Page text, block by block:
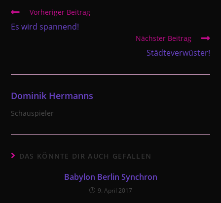
Weitere
ansehen
Vorheriger Beitrag
Es wird spannend!
Nächster Beitrag
Städteverwüster!
Dominik Hermanns
Schauspieler
DAS KÖNNTE DIR AUCH GEFALLEN
Babylon Berlin Synchron
9. April 2017